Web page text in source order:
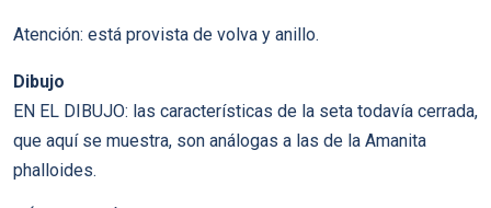
Atención: está provista de volva y anillo.
Dibujo
EN EL DIBUJO: las características de la seta todavía cerrada,
que aquí se muestra, son análogas a las de la Amanita
phalloides.